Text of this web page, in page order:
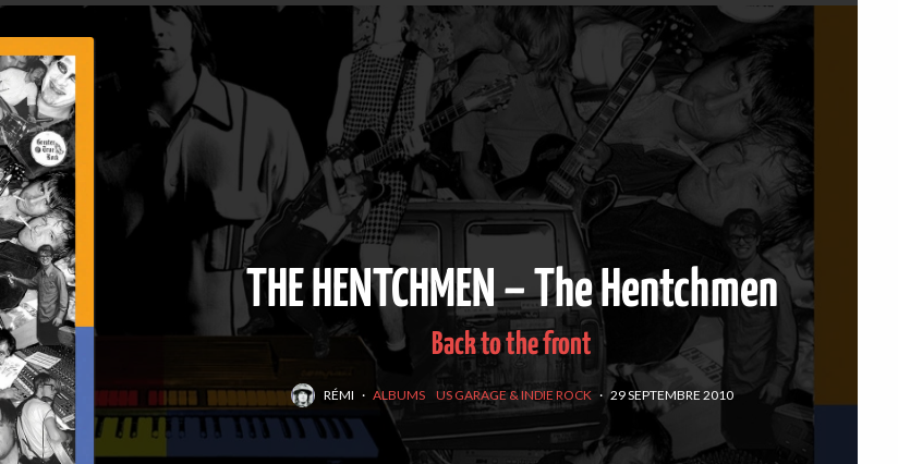
THE HENTCHMEN – The Hentchmen
Back to the front
RÉMI · ALBUMS US GARAGE & INDIE ROCK · 29 SEPTEMBRE 2010